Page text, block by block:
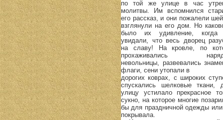
по той же улице в час
молитвы. Им вспомнился
его рассказ, и они пожалели
взглянули на его дом. Но
было их удивление, когда
увидали, что весь дворец
на славу! На кровле, по
прохаживались
невольницы, развевались
флаги, сени утопали в
дорогих коврах, с широких
спускались шелковые ткани,
улицу устилало прекрасное
сукно, на которое многие
бы для праздничной одежды
покрывала.